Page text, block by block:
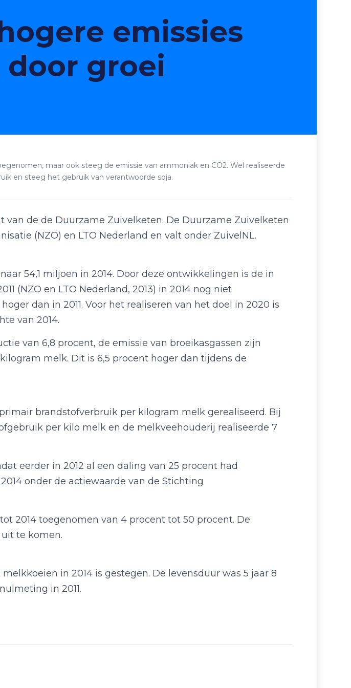
emissies
door groei
maar ook steeg de emissie van ammoniak en CO2. Wel realiseerde
en steeg het gebruik van verantwoorde soja.
de de Duurzame Zuivelketen. De Duurzame Zuivelketen
(NZO) en LTO Nederland en valt onder ZuivelNL.
54,1 miljoen in 2014. Door deze ontwikkelingen is de in
(NZO en LTO Nederland, 2013) in 2014 nog niet
dan in 2011. Voor het realiseren van het doel in 2020 is
van 2014.
van 6,8 procent, de emissie van broeikasgassen zijn
melk. Dit is 6,5 procent hoger dan tijdens de
brandstofverbruik per kilogram melk gerealiseerd. Bij
per kilo melk en de melkveehouderij realiseerde 7
eerder in 2012 al een daling van 25 procent had
onder de actiewaarde van de Stichting
2014 toegenomen van 4 procent tot 50 procent. De
te komen.
in 2014 is gestegen. De levensduur was 5 jaar 8
in 2011.